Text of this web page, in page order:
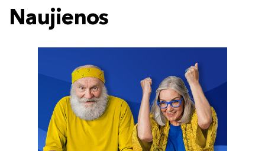
Naujienos